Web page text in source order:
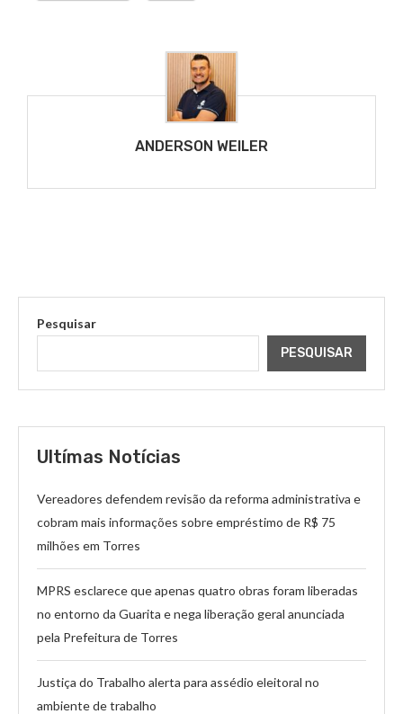
ANDERSON WEILER
Pesquisar
PESQUISAR
Ultímas Notícias
Vereadores defendem revisão da reforma administrativa e
cobram mais informações sobre empréstimo de R$ 75
milhões em Torres
MPRS esclarece que apenas quatro obras foram liberadas
no entorno da Guarita e nega liberação geral anunciada
pela Prefeitura de Torres
Justiça do Trabalho alerta para assédio eleitoral no
ambiente de trabalho